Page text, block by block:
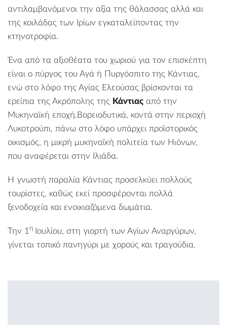
αντιλαμβανόμενοι την αξία της θάλασσας αλλά και
της κοιλάδας των Ιρίων εγκαταλείποντας την
κτηνοτροφία.
Ένα από τα αξιοθέατα του χωριού για τον επισκέπτη
είναι ο πύργος του Αγά ή Πυργόσπιτο της Κάντιας,
ενώ στο λόφο της Αγίας Ελεούσας βρίσκονται τα
ερείπια της Ακρόπολης της Κάντιας από την
Μυκηναϊκή εποχή.Βορειοδυτικά, κοντά στην περιοχή
Λυκοτρούπι, πάνω στο λόφο υπάρχει προϊστορικός
οικισμός, η μικρή μυκηναϊκή πολιτεία των Ηιόνων,
που αναφέρεται στην Ιλιάδα.
Η γνωστή παραλία Κάντιας προσελκύει πολλούς
τουρίστες, καθώς εκεί προσφέρονται πολλά
ξενοδοχεία και ενοικιαζόμενα δωμάτια.
Την 1 η
Ιουλίου, στη γιορτή των Αγίων Αναργύρων,
γίνεται τοπικό πανηγύρι με χορούς και τραγούδια.